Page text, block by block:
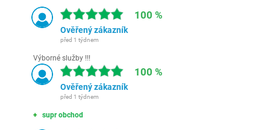
100 %
Ověřený zákazník
před 1 týdnem
Výborné služby !!!
100 %
Ověřený zákazník
před 1 týdnem
supr obchod